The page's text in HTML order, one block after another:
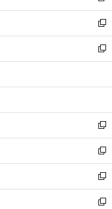
開
く
ン
ド
ウ
で
開
ウ
ィ
ン
ド
ウ
開
し
い
ウ
ィ
ン
ウ
開
く
新
し
い
ウ
ン
ウ
で
開
く
新
し
ウ
ン
ド
ウ
で
開
く
新
し
い
ウ
ィ
ン
ド
新
し
い
ウ
ィ
新
し
い
新